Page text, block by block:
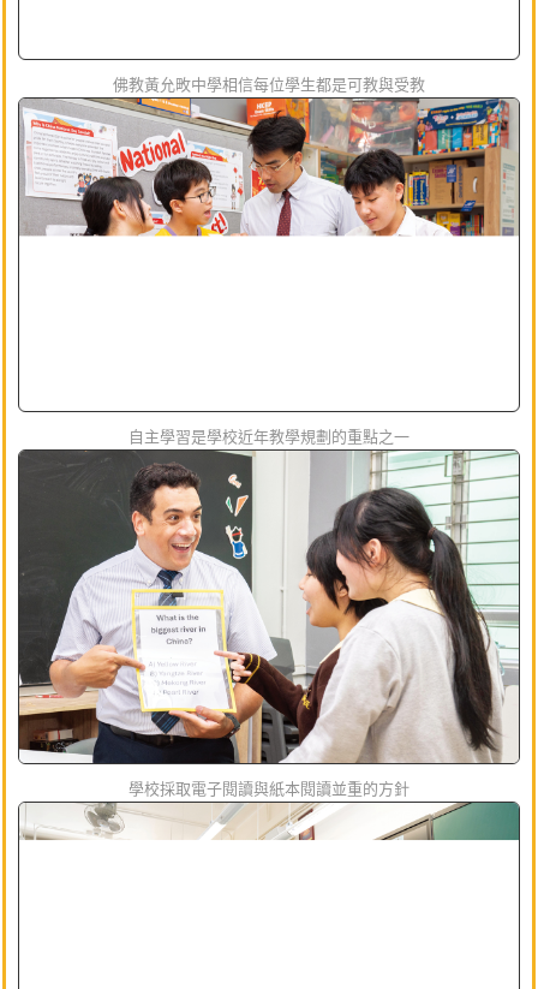
佛教黃允畋中學相信每位學生都是可教與受教
自主學習是學校近年教學規劃的重點之一
學校採取電子閱讀與紙本閱讀並重的方針